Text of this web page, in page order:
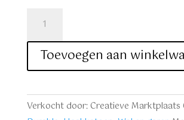
haakkatoen
1002
lichtblauw
Toevoegen aan
Verkocht door: Creatieve Marktplaats